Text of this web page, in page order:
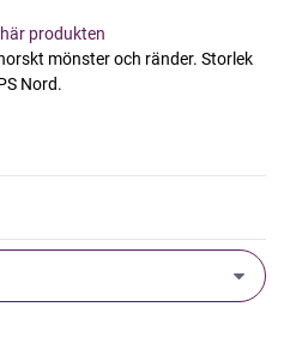
produkten
mönster och ränder. Storlek
Nord.